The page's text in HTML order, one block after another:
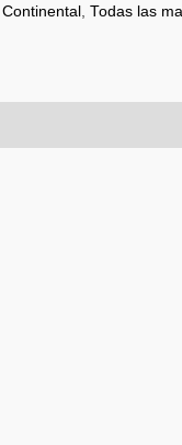
Continental Todas las